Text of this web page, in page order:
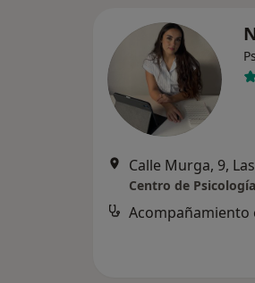
Centro de
Acompañamiento